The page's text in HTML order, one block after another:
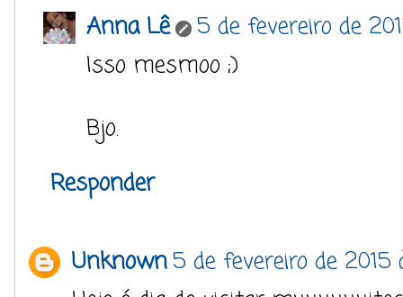
Anna Lê
5 de fevereiro de
Isso mesmoo ;)
Bjo.
Responder
Unknown5 de fevereiro de 2015